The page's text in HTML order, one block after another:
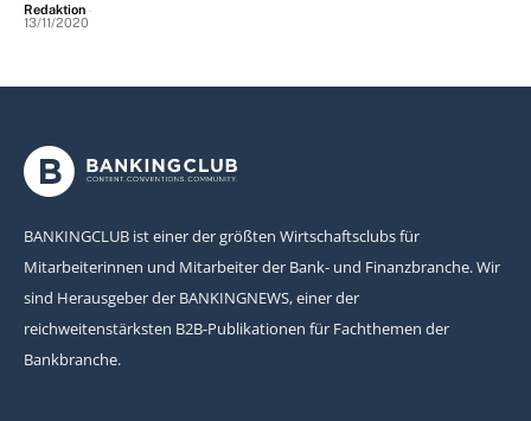
Redaktion -
13/11/2020
BANKINGCLUB ist einer der größten Wirtschaftsclubs für
Mitarbeiterinnen und Mitarbeiter der Bank- und Finanzbranche. Wir
sind Herausgeber der BANKINGNEWS, einer der
reichweitenstärksten B2B-Publikationen für Fachthemen der
Bankbranche.